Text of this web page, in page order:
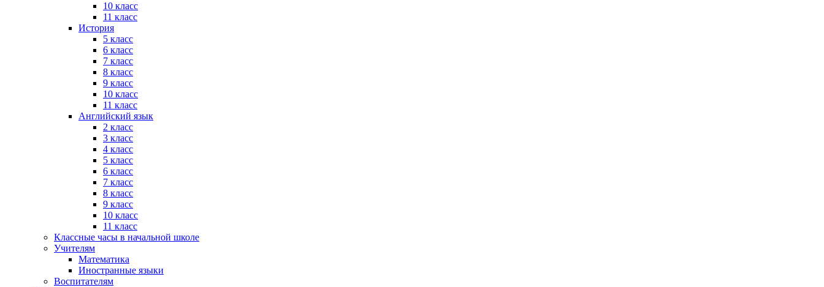
10 класс
11 класс
История
5 класс
6 класс
7 класс
8 класс
9 класс
10 класс
11 класс
Английский язык
2 класс
3 класс
4 класс
5 класс
6 класс
7 класс
8 класс
9 класс
10 класс
11 класс
Классные часы в начальной школе
Учителям
Математика
Иностранные языки
Воспитателям